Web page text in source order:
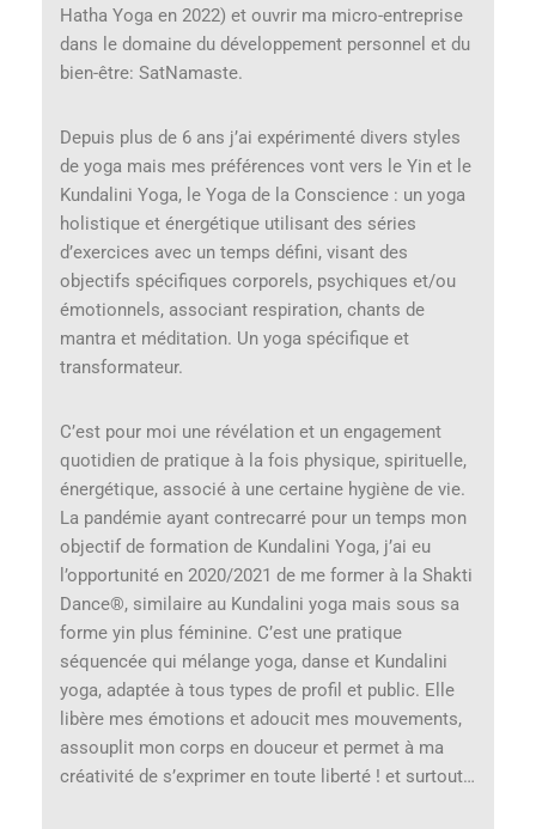
Hatha Yoga en 2022) et ouvrir ma micro-entreprise
dans le domaine du développement personnel et du
bien-être: SatNamaste.
Depuis plus de 6 ans j’ai expérimenté divers styles
de yoga mais mes préférences vont vers le Yin et le
Kundalini Yoga, le Yoga de la Conscience : un yoga
holistique et énergétique utilisant des séries
d’exercices avec un temps défini, visant des
objectifs spécifiques corporels, psychiques et/ou
émotionnels, associant respiration, chants de
mantra et méditation. Un yoga spécifique et
transformateur.
C’est pour moi une révélation et un engagement
quotidien de pratique à la fois physique, spirituelle,
énergétique, associé à une certaine hygiène de vie.
La pandémie ayant contrecarré pour un temps mon
objectif de formation de Kundalini Yoga, j’ai eu
l’opportunité en 2020/2021 de me former à la Shakti
Dance®, similaire au Kundalini yoga mais sous sa
forme yin plus féminine. C’est une pratique
séquencée qui mélange yoga, danse et Kundalini
yoga, adaptée à tous types de profil et public. Elle
libère mes émotions et adoucit mes mouvements,
assouplit mon corps en douceur et permet à ma
créativité de s’exprimer en toute liberté ! et surtout…